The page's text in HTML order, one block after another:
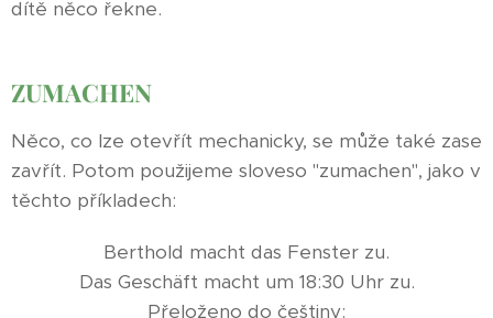
dítě něco řekne.
ZUMACHEN
Něco, co lze otevřít mechanicky, se může také zase
zavřít. Potom použijeme sloveso "zumachen", jako v
těchto příkladech:
Berthold macht das Fenster zu.
Das Geschäft macht um 18:30 Uhr zu.
Přeloženo do češtiny: